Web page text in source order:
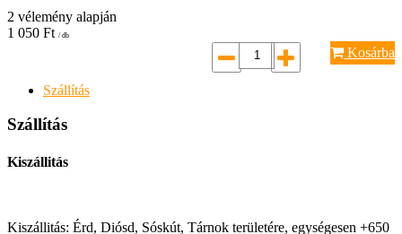
2 vélemény alapján
1 050 Ft / db
Kosárba
Szállítás
Szállítás
Kiszállitás
Kiszállitás: Érd, Diósd, Sóskút, Tárnok területére, egységesen +650